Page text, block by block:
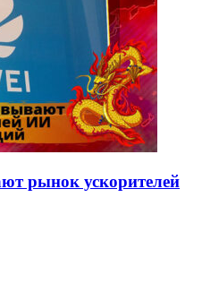
рынок ускорителей